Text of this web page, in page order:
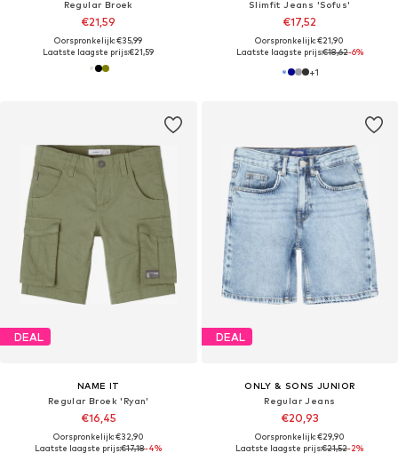
Regular Broek
€21,59
Oorspronkelijk: €35,99
Laatste laagste prijs:€21,59
Slimfit Jeans 'Sofus'
€17,52
Oorspronkelijk: €21,90
Laatste laagste prijs:€18,62-6%
+1
DEAL
NAME IT
Regular Broek 'Ryan'
€16,45
Oorspronkelijk: €32,90
Laatste laagste prijs:€17,18-4%
DEAL
ONLY & SONS JUNIOR
Regular Jeans
€20,93
Oorspronkelijk: €29,90
Laatste laagste prijs:€21,52-2%